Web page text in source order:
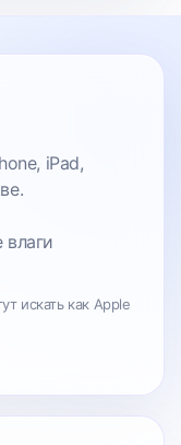
iPad,
искать как Apple